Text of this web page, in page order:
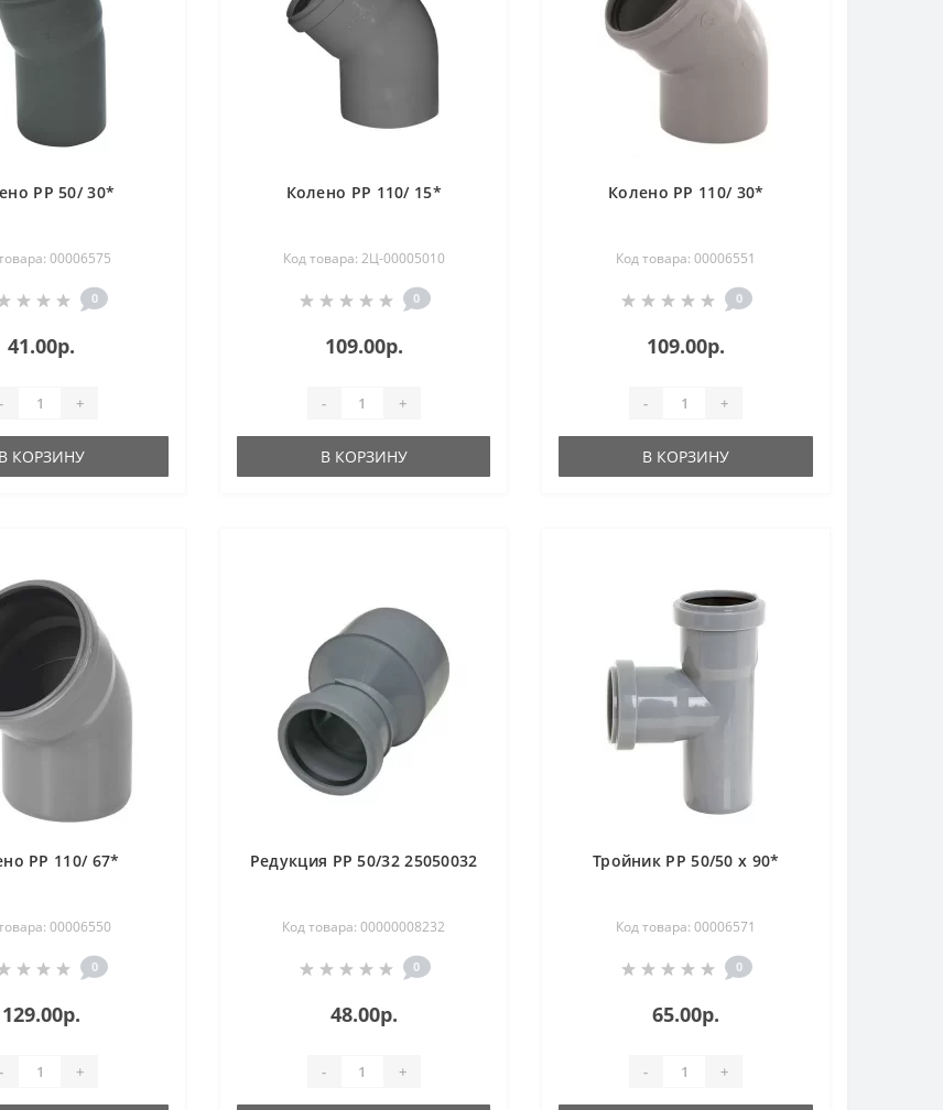
РР 50/ 30*
00006575
0
41.00р.
- +
В КОРЗИНУ
Колено РР 110/ 15*
Код товара: 2Ц-00005010
0
109.00р.
- +
В КОРЗИНУ
Колено РР 110/ 30*
Код товара: 00006551
0
109.00р.
- +
В КОРЗИНУ
РР 110/ 67*
00006550
0
129.00р.
- +
Редукция РР 50/32 25050032
Код товара: 00000008232
0
48.00р.
- +
Тройник РР 50/50 х 90*
Код товара: 00006571
0
65.00р.
- +